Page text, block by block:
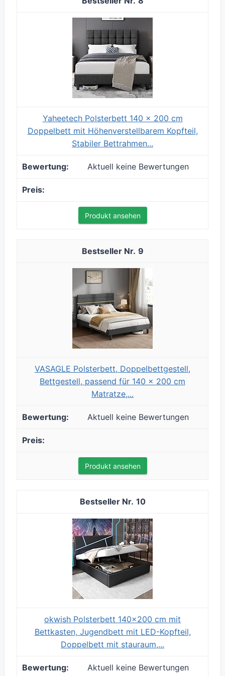
Yaheetech Polsterbett 140 x 200 cm
Doppelbett mit Höhenverstellbarem Kopfteil,
Stabiler Bettrahmen...
Aktuell keine Bewertungen
Produkt ansehen
9
VASAGLE Polsterbett, Doppelbettgestell,
Bettgestell, passend für 140 x 200 cm
Matratze,...
Aktuell keine Bewertungen
Produkt ansehen
10
okwish Polsterbett 140x200 cm mit
Bettkasten, Jugendbett mit LED-Kopfteil,
Doppelbett mit stauraum,...
Aktuell keine Bewertungen